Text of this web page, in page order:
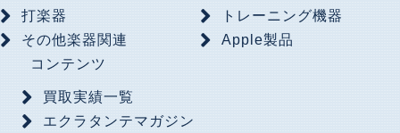
打楽器
その他楽器関連
トレーニング機器
Apple製品
コンテンツ
買取実績一覧
エクラタンテマガジン